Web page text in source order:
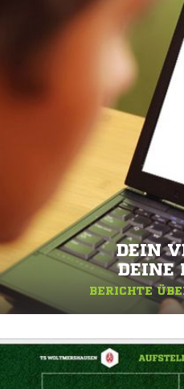
DEIN
DEINE
BERICHTE